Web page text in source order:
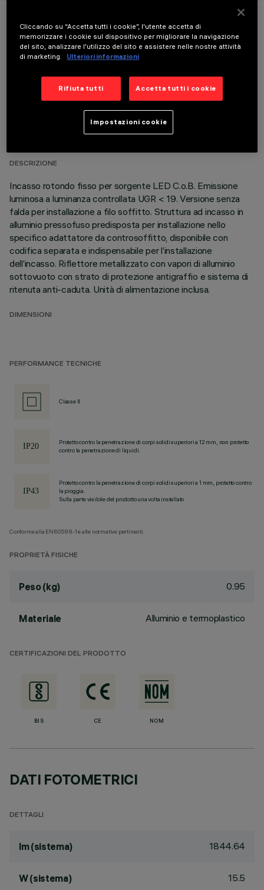
COLORE
DATI TECNICI
ULTIMO AGGIORNAMENTO: 01/08/2026
DESCRIZIONE
Incasso rotondo fisso per sorgente LED C.o.B. Emissione
luminosa a luminanza controllata UGR < 19. Versione senza
falda per installazione a filo soffitto. Struttura ad incasso in
alluminio pressofuso predisposta per installazione nello
specifico adattatore da controsoffitto, disponibile con
codifica separata e indispensabile per l’installazione
dell’incasso. Riflettore metallizzato con vapori di alluminio
sottovuoto con strato di protezione antigraffio e sistema di
ritenuta anti-caduta. Unità di alimentazione inclusa.
DIMENSIONI
PERFORMANCE TECNICHE
Classe II
Protetto contro la penetrazione di corpi solidi superiori a 12 mm, non protetto
contro la penetrazione di liquidi.
Protetto contro la penetrazione di corpi solidi superiori a 1 mm, protetto contro
la pioggia.
Sulla parte visibile del prodotto una volta installato
Conforme alla EN60598-1 e alle normative pertinenti.
PROPRIETÀ FISICHE
Peso (kg) 0.95
Materiale Alluminio e termoplastico
CERTIFICAZIONI DEL PRODOTTO
BIS CE NOM
DATI FOTOMETRICI
DETTAGLI
lm (sistema) 1844.64
W (sistema) 15.5
Cliccando su “Accetta tutti i cookie”, l'utente accetta di
memorizzare i cookie sul dispositivo per migliorare la navigazione
del sito, analizzare l'utilizzo del sito e assistere nelle nostre attività
di marketing.
Ulteriori informazioni
Rifiuta tutti Accetta tutti i cookie
Impostazioni cookie